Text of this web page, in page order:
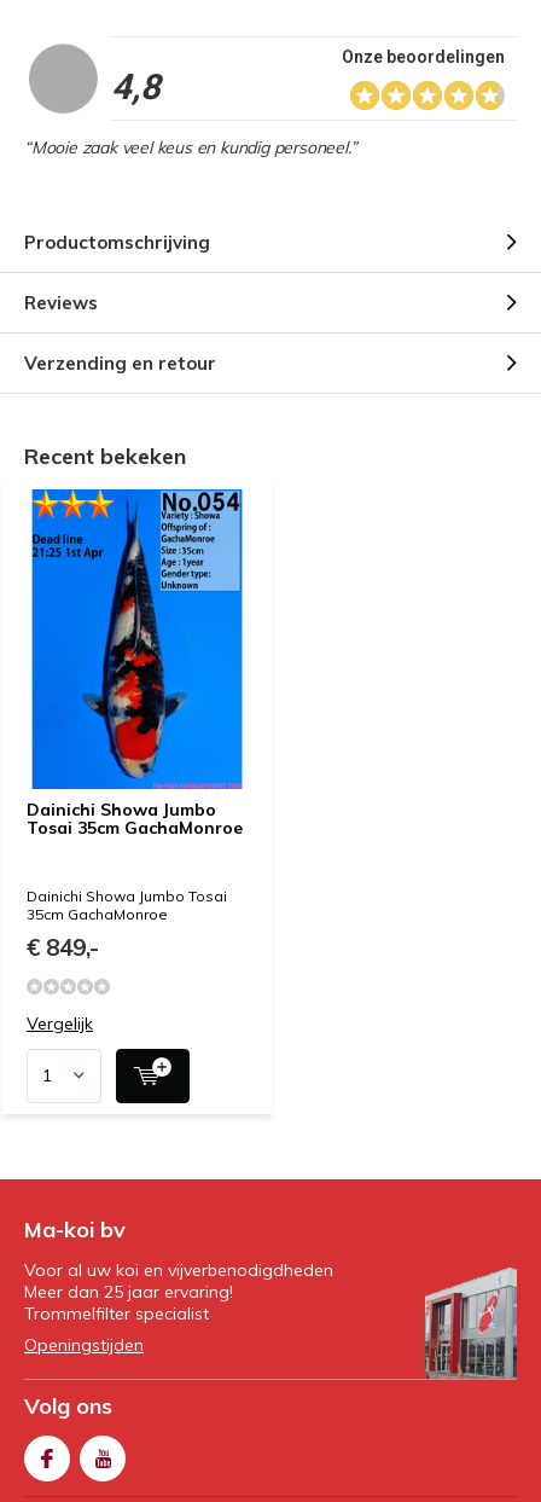
4,8
Onze beoordelingen
“Mooie zaak veel keus en kundig personeel.”
Productomschrijving
Reviews
Verzending en retour
Recent bekeken
Dainichi Showa Jumbo
Tosai 35cm GachaMonroe
Dainichi Showa Jumbo Tosai
35cm GachaMonroe
€ 849,-
Vergelijk
Ma-koi bv
Voor al uw koi en vijverbenodigdheden
Meer dan 25 jaar ervaring!
Trommelfilter specialist
Openingstijden
Volg ons